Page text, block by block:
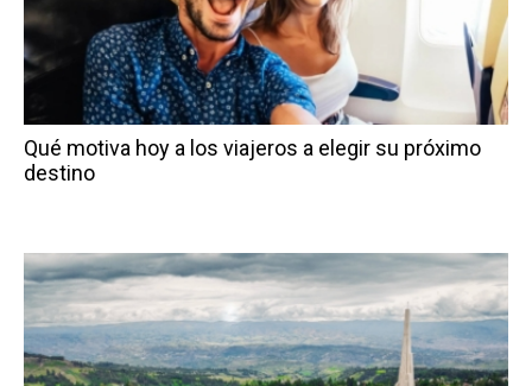
Qué motiva hoy a los viajeros a elegir su próximo
destino